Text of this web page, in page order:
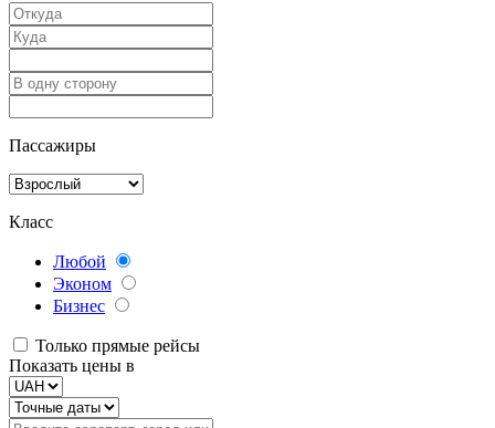
Пассажиры
Класс
Любой
Эконом
Бизнес
Только прямые рейсы
Показать цены в